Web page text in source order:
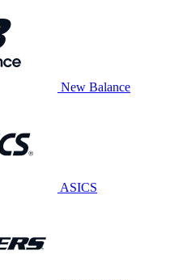
New Balance
ASICS